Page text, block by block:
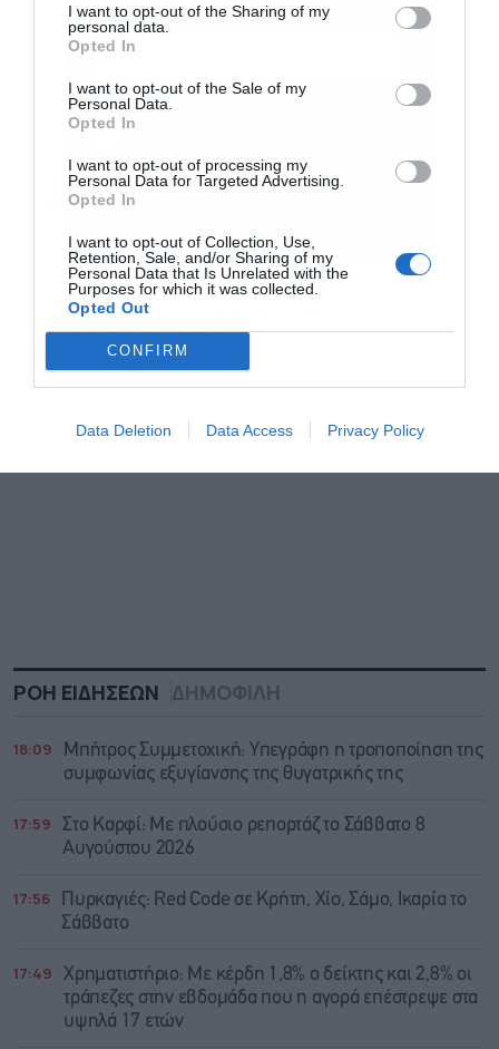
I want to opt-out of the Sharing of my
personal data.
Opted In
I want to opt-out of the Sale of my
Personal Data.
Opted In
I want to opt-out of processing my
Personal Data for Targeted Advertising.
Opted In
I want to opt-out of Collection, Use,
Retention, Sale, and/or Sharing of my
Personal Data that Is Unrelated with the
Purposes for which it was collected.
Opted Out
CONFIRM
Data Deletion Data Access Privacy Policy
Ανάφη και Ίο
ημερομηνίες πληρωμής
Ακολουθήστε το Powergame.gr στο
Google
News
ενημέρωση!
ΕΦΚΑ ΜΙΣΘΟΙ
ΠΡΑΚΤΙΚΗ ΑΣΚΗΣΗ ΦΟΙΤΗΤΕΣ
ΡΟΗ ΕΙΔΗΣΕΩΝ ΔΗΜΟΦΙΛΗ
18:09
Μπήτρος Συμμετοχική: Υπεγράφη η τροποποίηση της
συμφωνίας εξυγίανσης της θυγατρικής της
17:59
Στο Καρφί: Με πλούσιο ρεπορτάζ το Σάββατο 8
Αυγούστου 2026
17:56
Πυρκαγιές: Red Code σε Κρήτη, Χίο, Σάμο, Ικαρία το
Σάββατο
17:49
Χρηματιστήριο: Με κέρδη 1,8% ο δείκτης και 2,8% οι
τράπεζες στην εβδομάδα που η αγορά επέστρεψε στα
υψηλά 17 ετών
Αποδέχομαι τους